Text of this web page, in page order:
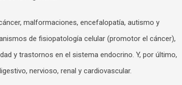
malformaciones, encefalopatía, autismo y
de fisiopatología celular (promotor el cáncer),
y trastornos en el sistema endocrino. Y, por último,
nervioso, renal y cardiovascular.